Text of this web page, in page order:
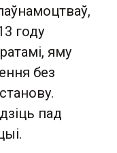
году
яму
без
пад